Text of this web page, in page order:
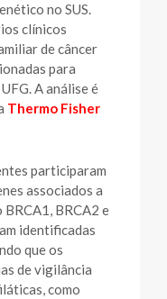
no SUS.
clínicos
de câncer
para
A análise é
Thermo Fisher
participaram
associados a
BRCA2 e
identificadas
que os
de vigilância
como